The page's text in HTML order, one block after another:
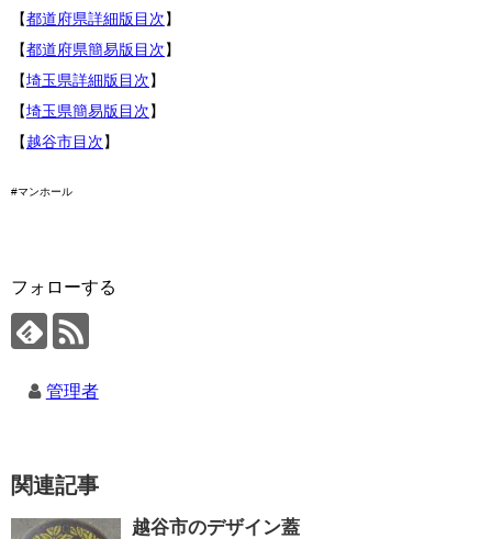
【都道府県詳細版目次】
【都道府県簡易版目次】
【埼玉県詳細版目次】
【埼玉県簡易版目次】
【越谷市目次】
#マンホール
フォローする
管理者
関連記事
越谷市のデザイン蓋